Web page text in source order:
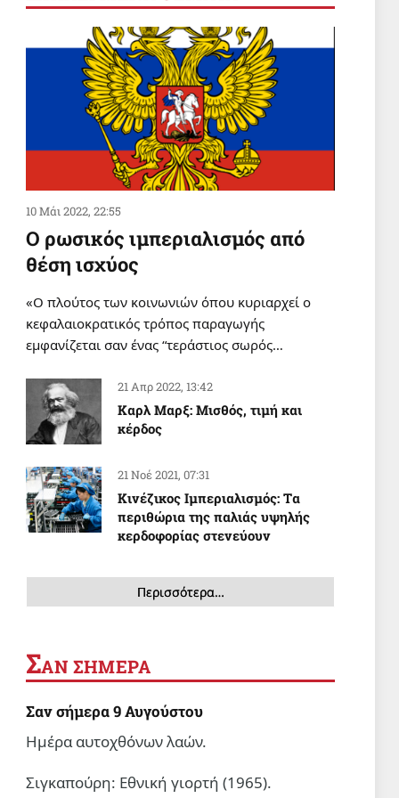
Εσύ σε τι είδος οικογένειας
ανήκεις;
6 Αυγ 2026, 19:11
ΠΑΙΔΕΙΑ
Οικότροφοι Φοιτητικής Εστίας
Αθηνών: Κυβέρνηση και
ΙΝΕΔΙΒΙΜ δεν έχουν κανένα
σχέδιο για το που θα μείνουν
εκατοντάδες φοιτητές!
6 Αυγ 2026, 18:24
10 Μάι 2022, 22:55
Ο ρωσικός ιμπεριαλισμός από
θέση ισχύος
«Ο πλούτος των κοινωνιών όπου κυριαρχεί ο
κεφαλαιοκρατικός τρόπος παραγωγής
εμφανίζεται σαν ένας “τεράστιος σωρός…
21 Απρ 2022, 13:42
Καρλ Μαρξ: Μισθός, τιμή και
κέρδος
21 Νοέ 2021, 07:31
Κινέζικος Ιμπεριαλισμός: Tα
περιθώρια της παλιάς υψηλής
κερδοφορίας στενεύουν
Περισσότερα…
ΣΑΝ ΣΗΜΕΡΑ
Σαν σήμερα 9 Αυγούστου
Ημέρα αυτοχθόνων λαών.
Σιγκαπούρη: Εθνική γιορτή (1965).